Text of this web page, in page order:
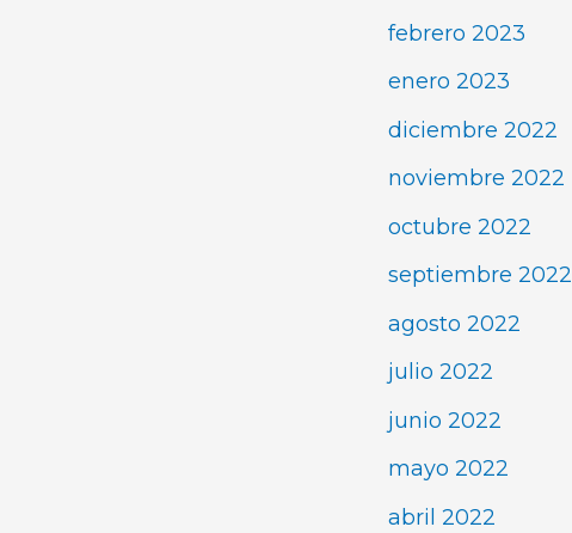
febrero 2023
enero 2023
diciembre 2022
noviembre 2022
octubre 2022
septiembre 2022
agosto 2022
julio 2022
junio 2022
mayo 2022
abril 2022